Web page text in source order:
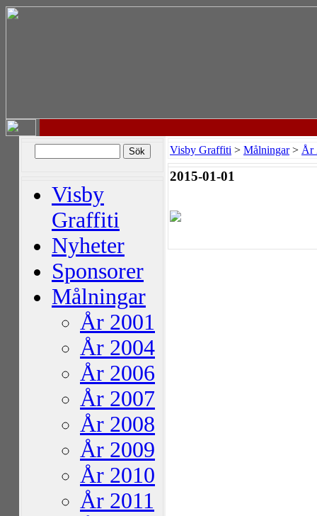
Visby
Graffiti
Nyheter
Sponsorer
Målningar
År 2001
År 2004
År 2006
År 2007
År 2008
År 2009
År 2010
År 2011
Visby Graffiti > Målningar> År
2015-01-01